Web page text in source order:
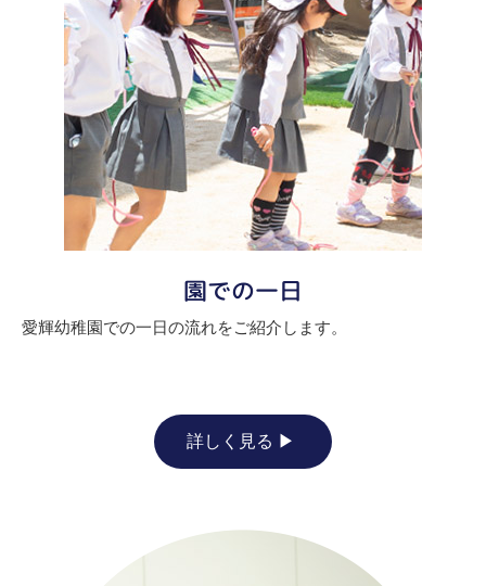
園での一日
愛輝幼稚園での一日の流れをご紹介します。
詳しく見る